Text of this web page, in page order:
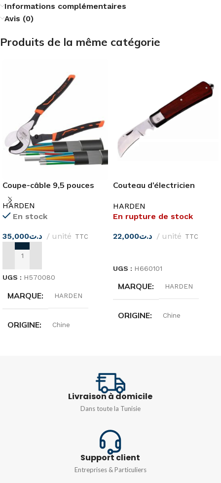
Informations complémentaires
Avis (0)
Produits de la même catégorie
Coupe-câble 9,5 pouces
HARDEN
En stock
د.ت35,000 unité TTC
AJOUTER AU PANIER
UGS : H570080
MARQUE HARDEN
ORIGINE Chine
Acier trempé
Couteau d’électricien
HARDEN
En rupture de stock
د.ت22,000 unité TTC
UGS : H660101
MARQUE HARDEN
ORIGINE Chine
Livraison à domicile
Dans toute la Tunisie
Support client
Entreprises & Particuliers